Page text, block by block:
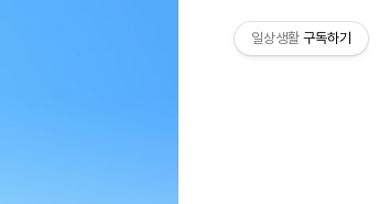
일상생활 구독하기